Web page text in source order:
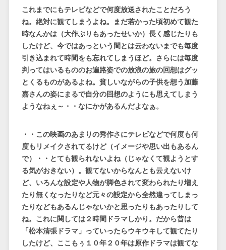
これまでにもテレビなどで何度放送されたことだろう
ね。絶対に観てしまうよね。まだ若かった頃初めて観た
時なんかは（大作ぶりもあったせいか）長く感じたりも
したけど、今ではあっという間とは云わないまでも毎度
引き込まれて時間をも忘れてしまうほど。さらには毎度
判ってはいるもののお遍路姿での放浪の旅の回想はグッ
とくるものがあるよね。貧しいながらの子供を想う加藤
嘉さんの姿にまるで自分の回想のようにも思えてしまう
ようなねぇ～・・なにかがあるんだよなぁ。
・・この映画のあまりの秀作さにテレビなどで何度も何
度もリメイクされてるけど（イメージや思い出もあるん
で）・・とても観られないよね（じゃなくて観ようとす
る気がおきない）。観てないからなんとも云えないけ
ど、いろんな設定や人物が脚色されて変わられたり増え
たり無くなったりなど元々の設定から全然違ってしまっ
たりなどもあるんじゃないかと思ったりもあったりして
ね。これに関しては２時間ドラマしかり。だから昔は
「松本清張ドラマ」っていったらウキウキして観てたり
したけど、ここもぅ１０年２０年は原作ドラマは観てな